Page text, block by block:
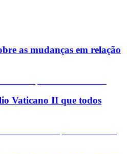
as mudanças em relação
Vaticano II que todos